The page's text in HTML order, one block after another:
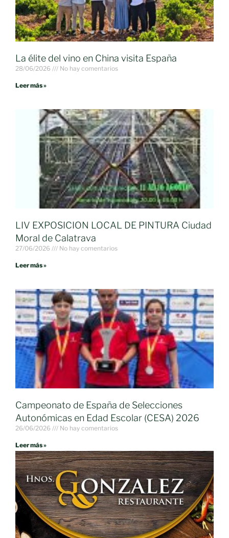
La élite del vino en China visita España
28/06/2026 No hay comentarios
Leer más »
LIV EXPOSICION LOCAL DE PINTURA Ciudad
Moral de Calatrava
27/06/2026 No hay comentarios
Leer más »
Campeonato de España de Selecciones
Autonómicas en Edad Escolar (CESA) 2026
26/06/2026 No hay comentarios
Leer más »